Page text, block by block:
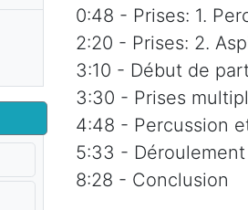
0:48 - Prises: 1.
2:20 - Prises: 2.
3:10 - Début de
3:30 - Prises
4:48 - Percussion
5:33 -
8:28 - Conclusion